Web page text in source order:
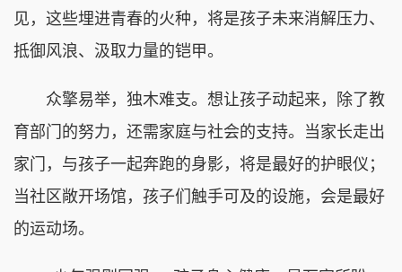
见，这些埋进青春的火种，将是孩子未来消解压力、
抵御风浪、汲取力量的铠甲。
众擎易举，独木难支。想让孩子动起来，除了教
育部门的努力，还需家庭与社会的支持。当家长走出
家门，与孩子一起奔跑的身影，将是最好的护眼仪；
当社区敞开场馆，孩子们触手可及的设施，会是最好
的运动场。